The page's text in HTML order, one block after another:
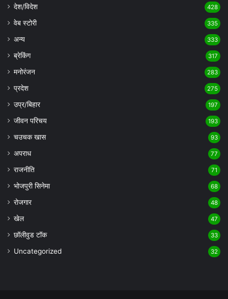
देश/विदेश 428
वेब स्टोरी 335
अन्य 333
ब्रेकिंग 317
मनोरंजन 283
प्रदेश 275
उप्र/बिहार 197
जीवन परिचय 193
चउचक खास 93
अपराध 77
राजनीति 71
भोजपुरी सिनेमा 68
रोजगार 48
खेल 47
छॉलीवुड टॉक 33
Uncategorized 32